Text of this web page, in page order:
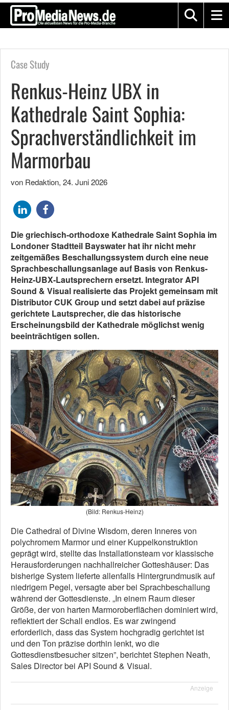
Case Study
Renkus-Heinz UBX in
Kathedrale Saint Sophia:
Sprachverständlichkeit im
Marmorbau
von Redaktion, 24. Juni 2026
Die griechisch-orthodoxe Kathedrale Saint Sophia im
Londoner Stadtteil Bayswater hat ihr nicht mehr
zeitgemäßes Beschallungssystem durch eine neue
Sprachbeschallungsanlage auf Basis von Renkus-
Heinz-UBX-Lautsprechern ersetzt. Integrator API
Sound & Visual realisierte das Projekt gemeinsam mit
Distributor CUK Group und setzt dabei auf präzise
gerichtete Lautsprecher, die das historische
Erscheinungsbild der Kathedrale möglichst wenig
beeinträchtigen sollen.
(Bild: Renkus-Heinz)
Die Cathedral of Divine Wisdom, deren Inneres von
polychromem Marmor und einer Kuppelkonstruktion
geprägt wird, stellte das Installationsteam vor klassische
Herausforderungen nachhallreicher Gotteshäuser: Das
bisherige System lieferte allenfalls Hintergrundmusik auf
niedrigem Pegel, versagte aber bei Sprachbeschallung
während der Gottesdienste. „In einem Raum dieser
Größe, der von harten Marmoroberflächen dominiert wird,
reflektiert der Schall endlos. Es war zwingend
erforderlich, dass das System hochgradig gerichtet ist
und den Ton präzise dorthin lenkt, wo die
Gottesdienstbesucher sitzen”, berichtet Stephen Neath,
Sales Director bei API Sound & Visual.
Anzeige